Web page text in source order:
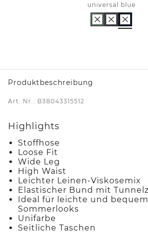
universal blue
Produktbeschreibung
Art. Nr.: B38043315512
Highlights
Stoffhose
Loose Fit
Wide Leg
High Waist
Leichter Leinen-Viskosemix
Elastischer Bund mit
Ideal für leichte und
Sommerlooks
Unifarbe
Seitliche Taschen